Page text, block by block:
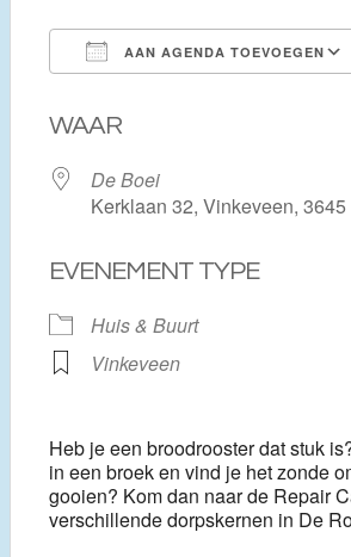
AAN AGENDA TOEVOEGEN
WAAR
De Boei
Kerklaan 32, Vinkeveen, 3645
EVENEMENT TYPE
Huis & Buurt
Vinkeveen
Heb je een broodrooster dat stuk
in een broek en vind je het zonde
gooien? Kom dan naar de Repair
verschillende dorpskernen in De